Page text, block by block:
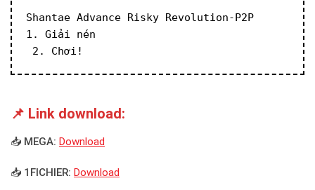
Shantae Advance Risky Revolution-P2P
1. Giải nén
2. Chơi!
📌 Link download:
📥 MEGA: Download
📥 1FICHIER: Download